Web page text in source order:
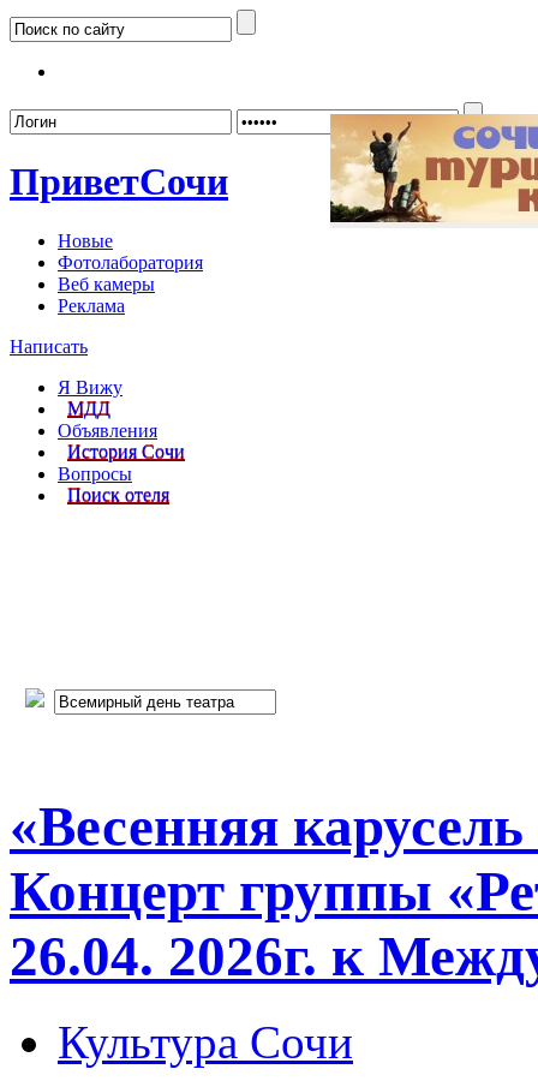
ПриветСочи
Новые
Фотолаборатория
Веб камеры
Реклама
Написать
Я Вижу
МДД
Объявления
История Сочи
Вопросы
Поиск отеля
«Весенняя
Концерт группы
26.04. 2026г. к
Культура Сочи